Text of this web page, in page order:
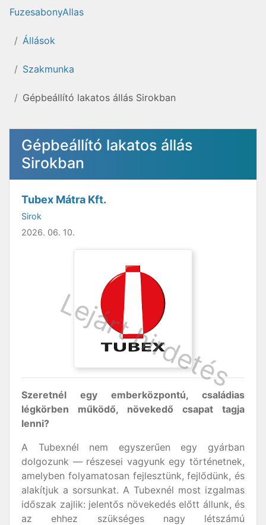
FuzesabonyAllas
Állások
Szakmunka
Gépbeállító lakatos állás Sirokban
Gépbeállító lakatos állás
Sirokban
Tubex Mátra Kft.
Sirok
2026. 06. 10.
Szeretnél egy emberközpontú, családias
légkörben működő, növekedő csapat tagja
lenni?
A Tubexnél nem egyszerűen egy gyárban
dolgozunk — részesei vagyunk egy történetnek,
amelyben folyamatosan fejlesztünk, fejlődünk, és
alakítjuk a sorsunkat. A Tubexnél most izgalmas
időszak zajlik: jelentős növekedés előtt állunk, és
az ehhez szükséges nagy létszámú